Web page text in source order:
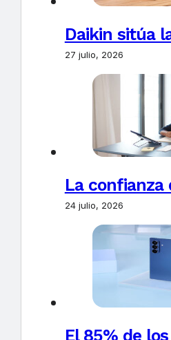
Daikin sitúa
27 julio, 2026
La confianza
24 julio, 2026
El 85% de